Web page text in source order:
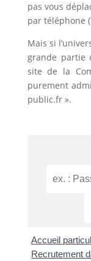
pas vous
par téléphone
Mais si
grande partie
site de la
purement
public.fr ».
Accueil
Recrutement